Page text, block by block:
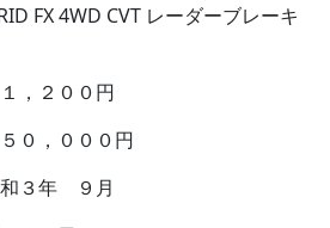
FX 4WD CVT レーダーブレーキ
，２００円
０，０００円
和３年 ９月